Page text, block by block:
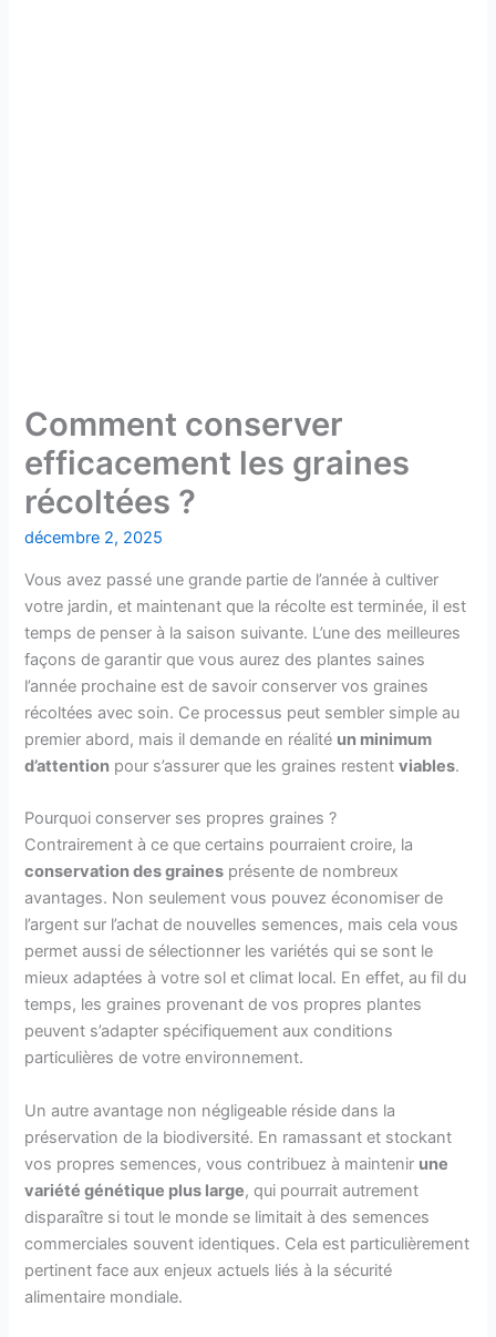
Comment conserver
efficacement les graines
récoltées ?
décembre 2, 2025
Vous avez passé une grande partie de l’année à cultiver
votre jardin, et maintenant que la récolte est terminée, il est
temps de penser à la saison suivante. L’une des meilleures
façons de garantir que vous aurez des plantes saines
l’année prochaine est de savoir conserver vos graines
récoltées avec soin. Ce processus peut sembler simple au
premier abord, mais il demande en réalité un minimum
d’attention pour s’assurer que les graines restentviables.
Pourquoi conserver ses propres graines ?
Contrairement à ce que certains pourraient croire, la
conservation des graines présente de nombreux
avantages. Non seulement vous pouvez économiser de
l’argent sur l’achat de nouvelles semences, mais cela vous
permet aussi de sélectionner les variétés qui se sont le
mieux adaptées à votre sol et climat local. En effet, au fil du
temps, les graines provenant de vos propres plantes
peuvent s’adapter spécifiquement aux conditions
particulières de votre environnement.
Un autre avantage non négligeable réside dans la
préservation de la biodiversité. En ramassant et stockant
vos propres semences, vous contribuez à maintenir une
variété génétique plus large, qui pourrait autrement
disparaître si tout le monde se limitait à des semences
commerciales souvent identiques. Cela est particulièrement
pertinent face aux enjeux actuels liés à la sécurité
alimentaire mondiale.